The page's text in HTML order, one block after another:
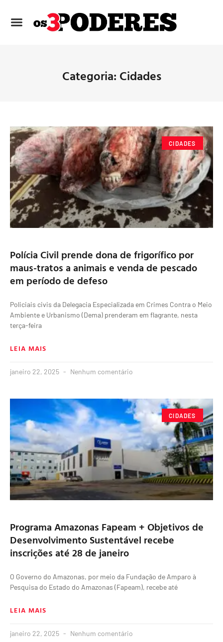
Categoria: Cidades
CIDADES
Polícia Civil prende dona de frigorífico por
maus-tratos a animais e venda de pescado
em período de defeso
Policiais civis da Delegacia Especializada em Crimes Contra o Meio
Ambiente e Urbanismo (Dema) prenderam em flagrante, nesta
terça-feira
LEIA MAIS
janeiro 22, 2025 Nenhum comentário
CIDADES
Programa Amazonas Fapeam + Objetivos de
Desenvolvimento Sustentável recebe
inscrições até 28 de janeiro
O Governo do Amazonas, por meio da Fundação de Amparo à
Pesquisa do Estado do Amazonas (Fapeam), recebe até
LEIA MAIS
janeiro 22, 2025 Nenhum comentário